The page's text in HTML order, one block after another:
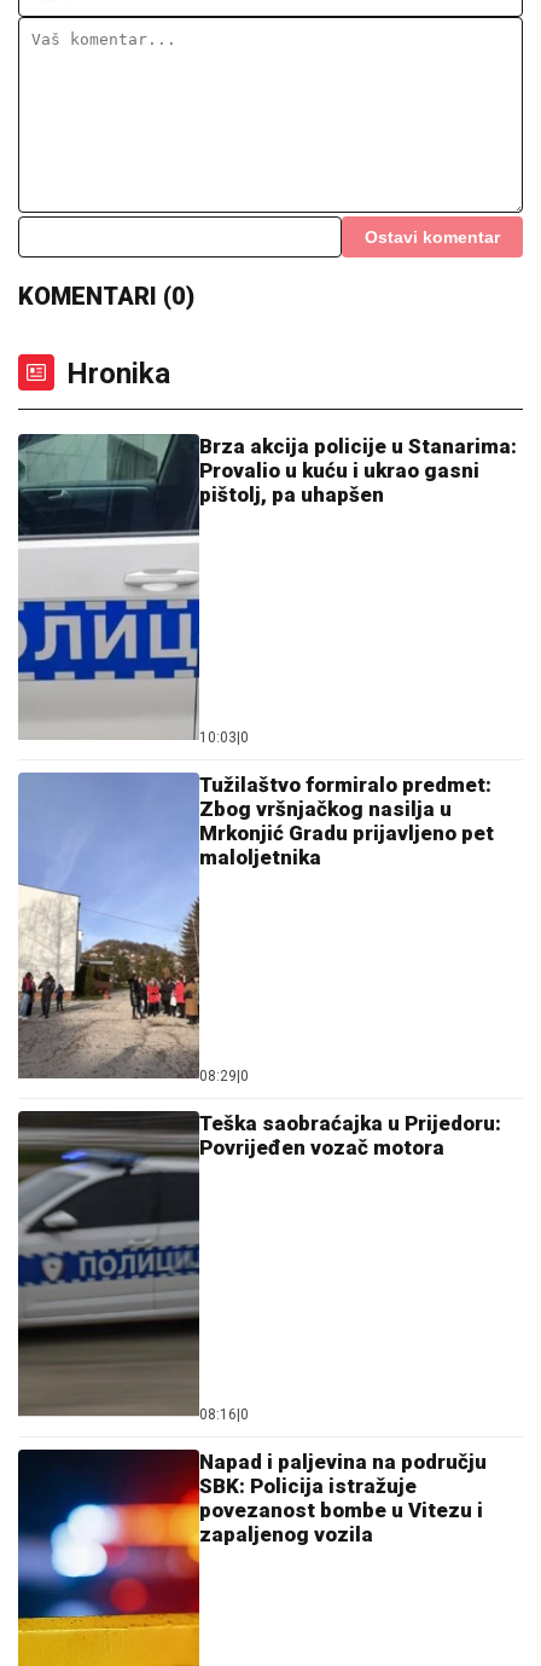
Ostavi komentar
KOMENTARI (0)
Hronika
Brza akcija policije u Stanarima:
Provalio u kuću i ukrao gasni
pištolj, pa uhapšen
10:03|0
Tužilaštvo formiralo predmet:
Zbog vršnjačkog nasilja u
Mrkonjić Gradu prijavljeno pet
maloljetnika
08:29|0
Teška saobraćajka u Prijedoru:
Povrijeđen vozač motora
08:16|0
Napad i paljevina na području
SBK: Policija istražuje
povezanost bombe u Vitezu i
zapaljenog vozila